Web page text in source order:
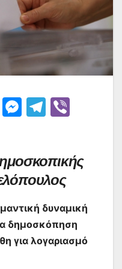
Pi M
s
e
n
g
er
T
gr
a
m
δυναμική
δημοσκόπηση
για λογαριασμό